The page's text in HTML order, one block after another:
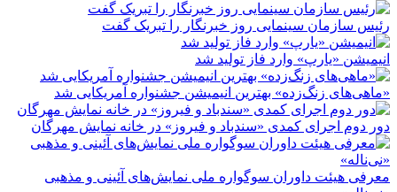
رئیس سازمان سینمایی روز خبرنگار را تبریک گفت
انیمیشن «یارپ» وارد فاز تولید شد
«ماهی‌های زنگ‌زده» بهترین انیمیشن جشنواره آمریکایی شد
دور دوم اجرای کمدی «سندباد و فیروز» در خانه نمایش مهرگان
معرفی هیئت داوران سوگواره ملی نمایش‌های آئینی و مذهبی